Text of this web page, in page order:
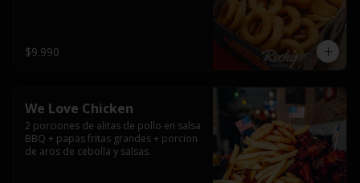
$9.990
We Love Chicken
2 porciones de alitas de pollo en salsa
BBQ + papas fritas grandes + porcion
de aros de cebolla y salsas.